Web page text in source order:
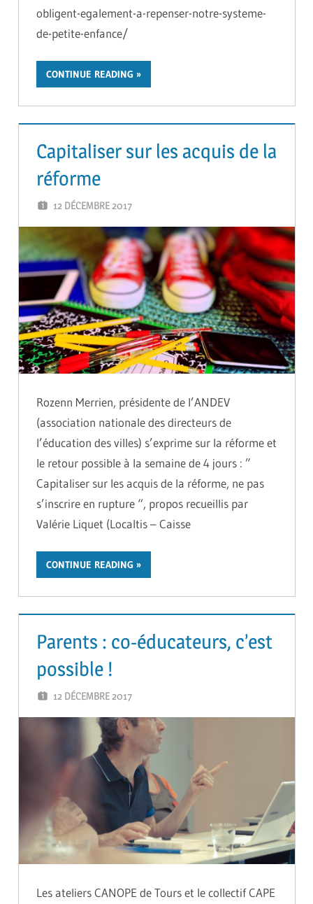
obligent-egalement-a-repenser-notre-systeme-
de-petite-enfance/
CONTINUE READING
Capitaliser sur les acquis de la
réforme
12 DÉCEMBRE 2017
Rozenn Merrien, présidente de l’ANDEV
(association nationale des directeurs de
l’éducation des villes) s’exprime sur la réforme et
le retour possible à la semaine de 4 jours : ”
Capitaliser sur les acquis de la réforme, ne pas
s’inscrire en rupture “, propos recueillis par
Valérie Liquet (Localtis – Caisse
CONTINUE READING
Parents : co-éducateurs, c’est
possible !
12 DÉCEMBRE 2017
Les ateliers CANOPE de Tours et le collectif CAPE